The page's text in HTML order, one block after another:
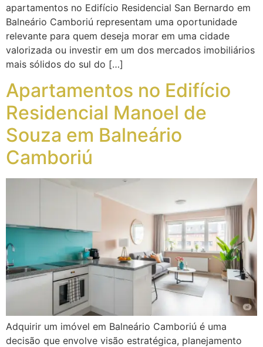
apartamentos no Edifício Residencial San Bernardo em
Balneário Camboriú representam uma oportunidade
relevante para quem deseja morar em uma cidade
valorizada ou investir em um dos mercados imobiliários
mais sólidos do sul do […]
Apartamentos no Edifício
Residencial Manoel de
Souza em Balneário
Camboriú
Adquirir um imóvel em Balneário Camboriú é uma
decisão que envolve visão estratégica, planejamento